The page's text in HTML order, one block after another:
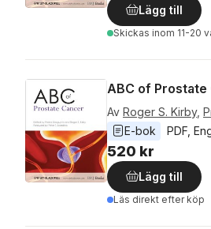
Lägg till
Skickas inom 11-20
ABC of Prostate
Av Roger S. Kirby,
E-bok
PDF
520 kr
Lägg till
Läs direkt efter köp